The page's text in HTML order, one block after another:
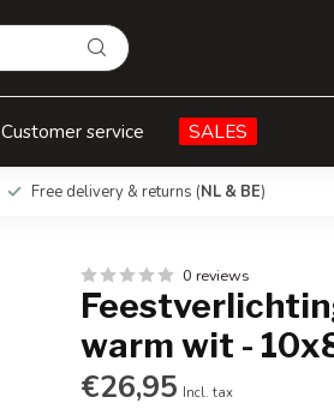
Customer service SALES
Free delivery & returns (NL & BE)
0 reviews
warm wit -
€26,95 Incl. tax